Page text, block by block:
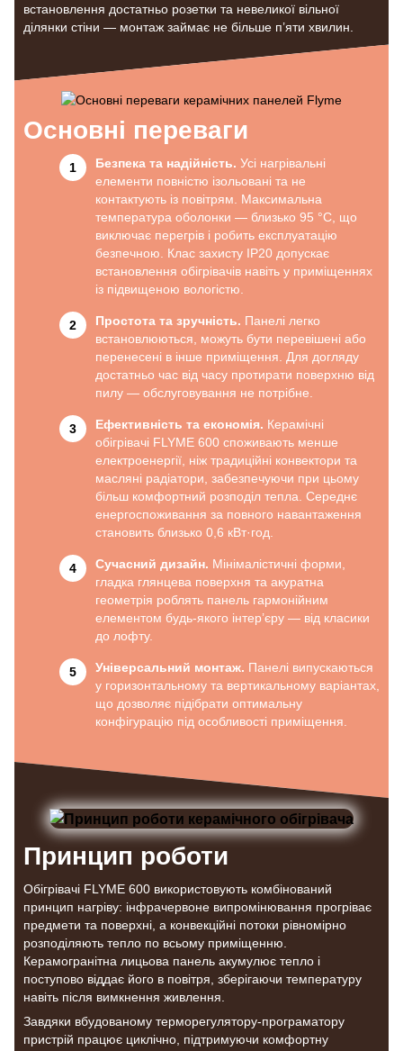
встановлення достатньо розетки та невеликої вільної
ділянки стіни — монтаж займає не більше п’яти хвилин.
Основні переваги
Безпека та надійність. Усі нагрівальні
елементи повністю ізольовані та не
контактують із повітрям. Максимальна
температура оболонки — близько 95 °C, що
виключає перегрів і робить експлуатацію
безпечною. Клас захисту IP20 допускає
встановлення обігрівачів навіть у приміщеннях
із підвищеною вологістю.
Простота та зручність. Панелі легко
встановлюються, можуть бути перевішені або
перенесені в інше приміщення. Для догляду
достатньо час від часу протирати поверхню від
пилу — обслуговування не потрібне.
Ефективність та економія. Керамічні
обігрівачі FLYME 600 споживають менше
електроенергії, ніж традиційні конвектори та
масляні радіатори, забезпечуючи при цьому
більш комфортний розподіл тепла. Середнє
енергоспоживання за повного навантаження
становить близько 0,6 кВт·год.
Сучасний дизайн. Мінімалістичні форми,
гладка глянцева поверхня та акуратна
геометрія роблять панель гармонійним
елементом будь-якого інтер’єру — від класики
до лофту.
Універсальний монтаж. Панелі випускаються
у горизонтальному та вертикальному варіантах,
що дозволяє підібрати оптимальну
конфігурацію під особливості приміщення.
Принцип роботи
Обігрівачі FLYME 600 використовують комбінований
принцип нагріву: інфрачервоне випромінювання прогріває
предмети та поверхні, а конвекційні потоки рівномірно
розподіляють тепло по всьому приміщенню.
Керамогранітна лицьова панель акумулює тепло і
поступово віддає його в повітря, зберігаючи температуру
навіть після вимкнення живлення.
Завдяки вбудованому терморегулятору-програматору
пристрій працює циклічно, підтримуючи комфортну